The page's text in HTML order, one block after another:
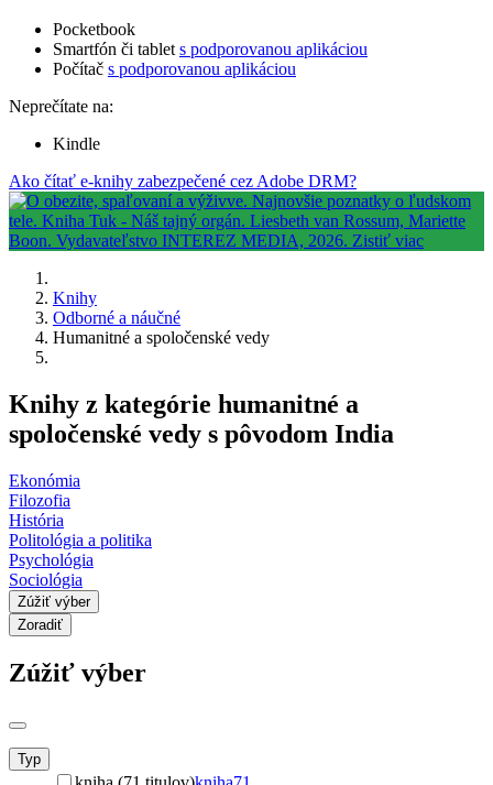
Pocketbook
Smartfón či tablet s podporovanou aplikáciou
Počítač s podporovanou aplikáciou
Neprečítate na:
Kindle
Ako čítať e-knihy zabezpečené cez Adobe DRM?
Knihy
Odborné a náučné
Humanitné a spoločenské vedy
Knihy z kategórie humanitné a
spoločenské vedy s pôvodom India
Ekonómia
Filozofia
História
Politológia a politika
Psychológia
Sociológia
Zúžiť výber
Zoradiť
Zúžiť výber
Typ